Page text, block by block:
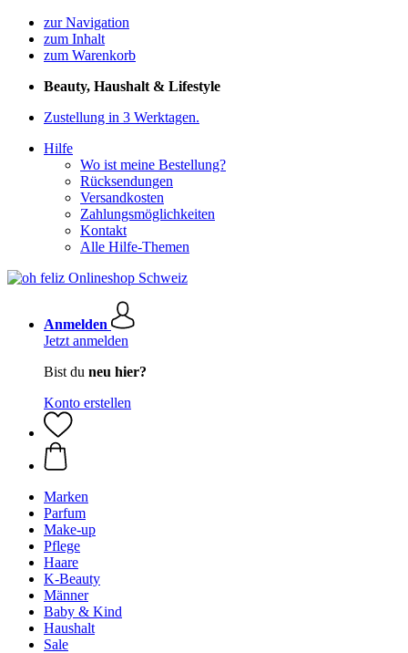
zur Navigation
zum Inhalt
zum Warenkorb
Beauty, Haushalt & Lifestyle
Zustellung in 3 Werktagen.
Hilfe
Wo ist meine Bestellung?
Rücksendungen
Versandkosten
Zahlungsmöglichkeiten
Kontakt
Alle Hilfe-Themen
Anmelden
Jetzt anmelden
Bist du neu hier?
Konto erstellen
Marken
Parfum
Make-up
Pflege
Haare
K-Beauty
Männer
Baby & Kind
Haushalt
Sale